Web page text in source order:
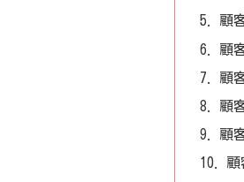
顧
顧
顧
顧
顧
顧